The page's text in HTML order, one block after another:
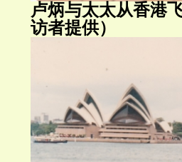
卢炳与太太从香港
访者提供）